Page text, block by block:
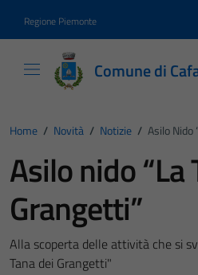
Regione Piemonte
Comune di
Home / Novità / Notizie / Asilo Nido
Asilo nido “La
Grangetti”
Alla scoperta delle attività che si
Tana dei Grangetti"